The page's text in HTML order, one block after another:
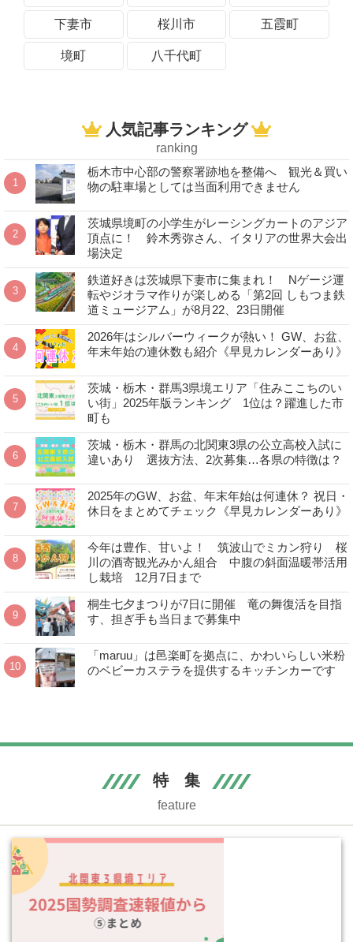
下妻市 桜川市 五霞町
境町 八千代町
人気記事ランキング
ranking
栃木市中心部の警察署跡地を整備へ 観光＆買い
物の駐車場としては当面利用できません
茨城県境町の小学生がレーシングカートのアジア
頂点に！ 鈴木秀弥さん、イタリアの世界大会出
場決定
鉄道好きは茨城県下妻市に集まれ！ Nゲージ運
転やジオラマ作りが楽しめる「第2回 しもつま鉄
道ミュージアム」が8月22、23日開催
2026年はシルバーウィークが熱い！ GW、お盆、
年末年始の連休数も紹介《早見カレンダーあり》
茨城・栃木・群馬3県境エリア「住みここちのい
い街」2025年版ランキング 1位は？躍進した市
町も
茨城・栃木・群馬の北関東3県の公立高校入試に
違いあり 選抜方法、2次募集…各県の特徴は？
2025年のGW、お盆、年末年始は何連休？ 祝日・
休日をまとめてチェック《早見カレンダーあり》
今年は豊作、甘いよ！ 筑波山でミカン狩り 桜
川の酒寄観光みかん組合 中腹の斜面温暖帯活用
し栽培 12月7日まで
桐生七夕まつりが7日に開催 竜の舞復活を目指
す、担ぎ手も当日まで募集中
「maruu」は邑楽町を拠点に、かわいらしい米粉
のベビーカステラを提供するキッチンカーです
特 集
feature